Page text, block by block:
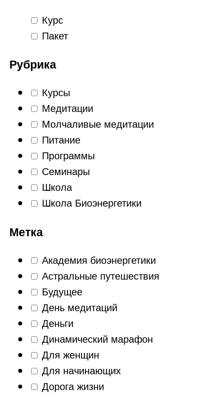
Курс
Пакет
Рубрика
Курсы
Медитации
Молчаливые медитации
Питание
Программы
Семинары
Школа
Школа Биоэнергетики
Метка
Академия биоэнергетики
Астральные путешествия
Будущее
День медитаций
Деньги
Динамический марафон
Для женщин
Для начинающих
Дорога жизни